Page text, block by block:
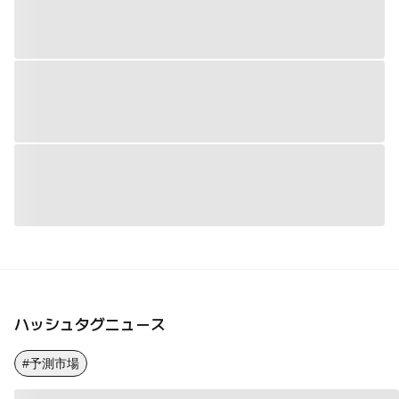
ハッシュタグニュース
#予測市場